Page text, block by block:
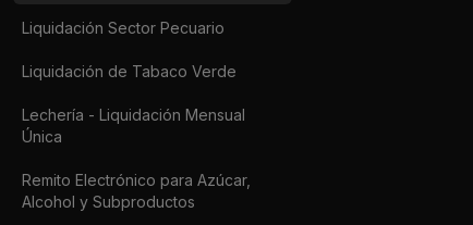
Liquidación Sector Pecuario
Liquidación de Tabaco Verde
Lechería - Liquidación Mensual
Única
Remito Electrónico para Azúcar,
Alcohol y Subproductos